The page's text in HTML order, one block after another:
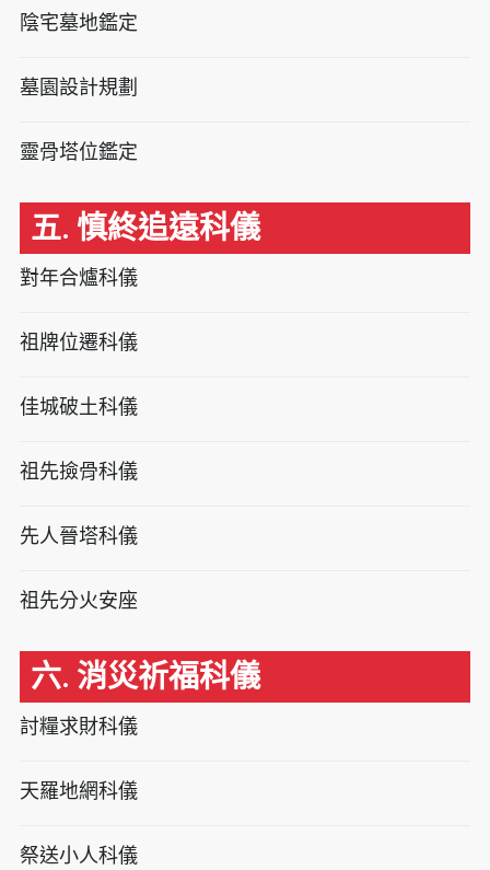
陰宅墓地鑑定
墓園設計規劃
靈骨塔位鑑定
五. 慎終追遠科儀
對年合爐科儀
祖牌位遷科儀
佳城破土科儀
祖先撿骨科儀
先人晉塔科儀
祖先分火安座
六. 消災祈福科儀
討糧求財科儀
天羅地網科儀
祭送小人科儀